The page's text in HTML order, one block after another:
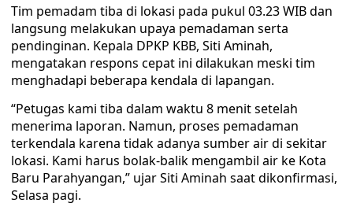
Tim pemadam tiba di lokasi pada pukul 03.23 WIB dan
langsung melakukan upaya pemadaman serta
pendinginan. Kepala DPKP KBB, Siti Aminah,
mengatakan respons cepat ini dilakukan meski tim
menghadapi beberapa kendala di lapangan.
“Petugas kami tiba dalam waktu 8 menit setelah
menerima laporan. Namun, proses pemadaman
terkendala karena tidak adanya sumber air di sekitar
lokasi. Kami harus bolak-balik mengambil air ke Kota
Baru Parahyangan,” ujar Siti Aminah saat dikonfirmasi,
Selasa pagi.